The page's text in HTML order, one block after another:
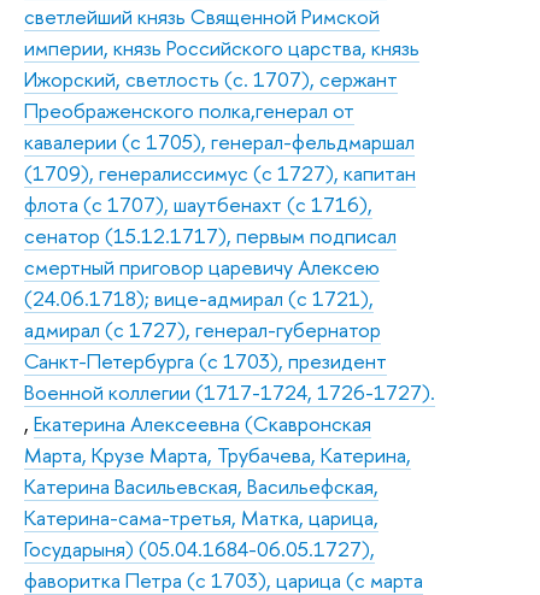
светлейший князь Священной Римской
империи, князь Российского царства, князь
Ижорский, светлость (с. 1707), сержант
Преображенского полка,генерал от
кавалерии (с 1705), генерал-фельдмаршал
(1709), генералиссимус (с 1727), капитан
флота (с 1707), шаутбенахт (с 1716),
сенатор (15.12.1717), первым подписал
смертный приговор царевичу Алексею
(24.06.1718); вице-адмирал (с 1721),
адмирал (с 1727), генерал-губернатор
Санкт-Петербурга (с 1703), президент
Военной коллегии (1717-1724, 1726-1727).
, Екатерина Алексеевна (Скавронская
Марта, Крузе Марта, Трубачева, Катерина,
Катерина Васильевская, Васильефская,
Катерина-сама-третья, Матка, царица,
Государыня) (05.04.1684-06.05.1727),
фаворитка Петра (с 1703), царица (с марта